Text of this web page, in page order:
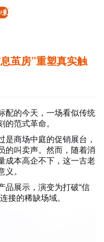
茧房”重塑真实触
配的今天，一场看似传统
的范式革命。
是商场中庭的促销展台，
的叫卖声。然而，随着消
成本高企不下，这一古老
义。
品展示，演变为打破“信
接的稀缺场域。